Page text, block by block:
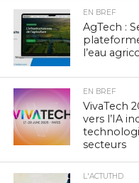
EN BREF
AgTech :
l’eau
EN BREF
VivaTech
vers l’IA
secteurs
L'ACTUTHD